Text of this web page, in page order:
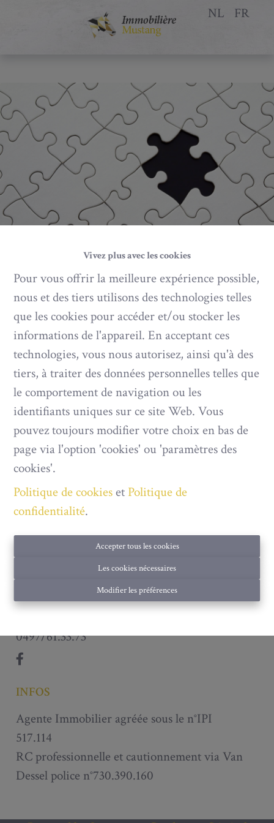
Vivez plus avec les cookies
Pour vous offrir la meilleure expérience possible,
nous et des tiers utilisons des technologies telles
que les cookies pour accéder et/ou stocker les
informations de l'appareil. En acceptant ces
technologies, vous nous autorisez, ainsi qu'à des
tiers, à traiter des données personnelles telles que
le comportement de navigation ou les
identifiants uniques sur ce site Web. Vous
pouvez toujours modifier votre choix en bas de
page via l'option 'cookies' ou 'paramètres des
cookies'.
Politique de cookieset Politique de
confidentialité.
Accepter tous les cookies
Les cookies nécessaires
Modifier les préférences
NL FR
Oups, cette page n'existe plus
IMMOBILIÈRE MUSTANG
Les Boucats 91
6890 Redu
0497/61.33.73
INFOS
Agente Immobilier agréée sous le n°IPI
517.114
RC professionnelle et cautionnement via Van
Dessel police n°730.390.160